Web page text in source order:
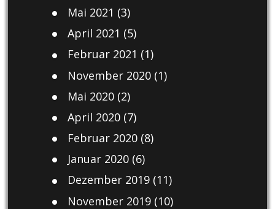
Mai 2021 (3)
April 2021 (5)
Februar 2021 (1)
November 2020(1)
Mai 2020(2)
April 2020(7)
Februar 2020(8)
Januar 2020(6)
Dezember 2019(11)
November 2019(10)